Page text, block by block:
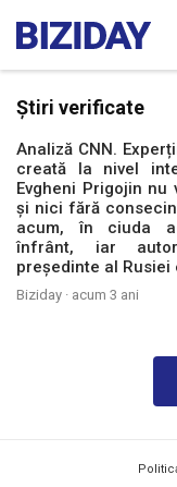
Știri verificate
Analiză CNN.
creată la nivel
Evgheni Prigojin nu
și nici fără
acum, în ciuda
înfrânt, iar
președinte al Rusiei
Biziday · acum 3 ani